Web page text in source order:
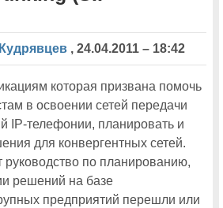
Cisco Connect-2013 будут
разработки Cisco для совместной работы
без рекорда.
Expo-2011
работы московской Cisco Expo-2011 будет
Services
виртуальный портал Cisco Expo
,24.04.2011 – 18:42
которая призвана помочь
в освоении сетей передачи
IP-телефонии, планировать и
для конвергентных сетей.
руководство по планированию,
решений на базе
предприятий перешли или